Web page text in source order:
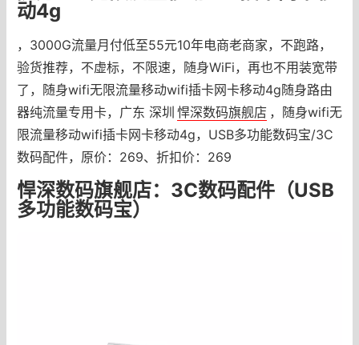
动4g
，3000G流量月付低至55元10年电商老商家，不跑路，
验货推荐，不虚标，不限速，随身WiFi，再也不用装宽带
了，随身wifi无限流量移动wifi插卡网卡移动4g随身路由
器纯流量专用卡，广东 深圳 悍深数码旗舰店 ，随身wifi无
限流量移动wifi插卡网卡移动4g，USB多功能数码宝/3C
数码配件，原价：269、折扣价：269
悍深数码旗舰店：3C数码配件（USB
多功能数码宝）